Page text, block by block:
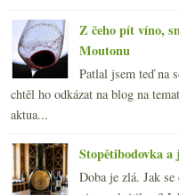
Z čeho pít víno,
Moutonu
Patlal jsem teď na
chtěl ho odkázat na blog na
aktua...
Stopětibodovka
Doba je zlá. Jak se